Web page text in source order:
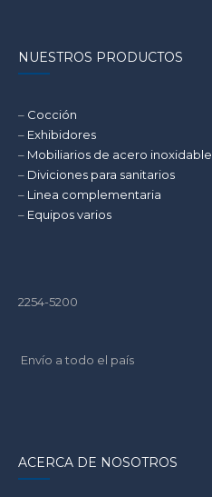
NUESTROS PRODUCTOS
– Cocción
– Exhibidores
– Mobiliarios de acero inoxidable
– Diviciones para sanitarios
– Linea complementaria
– Equipos varios
2254-5200
Envío a todo el país
ACERCA DE NOSOTROS